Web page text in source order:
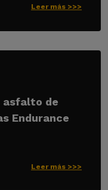
Leer más >>>
asfalto de
Endurance
Leer más >>>